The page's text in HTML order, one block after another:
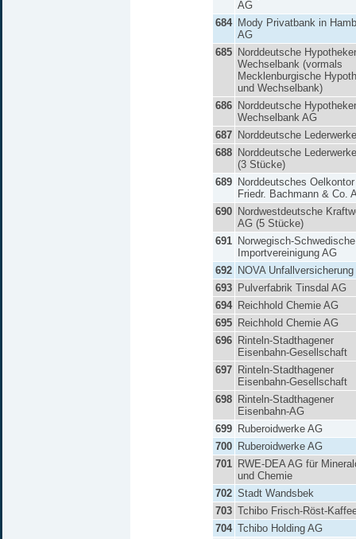
AG
684 Mody Privatbank in
AG
685 Norddeutsche
Wechselbank (vormals
Mecklenburgische
und Wechselbank)
686 Norddeutsche
Wechselbank AG
687 Norddeutsche
688 Norddeutsche
(3 Stücke)
689 Norddeutsches Oelkontor
Friedr. Bachmann & Co.
690 Nordwestdeutsche
AG (5 Stücke)
691 Norwegisch-Schwedische
Importvereinigung AG
692 NOVA Unfallversicherung
693 Pulverfabrik Tinsdal AG
694 Reichhold Chemie AG
695 Reichhold Chemie AG
696 Rinteln-Stadthagener
Eisenbahn-Gesellschaft
697 Rinteln-Stadthagener
Eisenbahn-Gesellschaft
698 Rinteln-Stadthagener
Eisenbahn-AG
699 Ruberoidwerke AG
700 Ruberoidwerke AG
701 RWE-DEA AG für
und Chemie
702 Stadt Wandsbek
703 Tchibo Frisch-Röst-
704 Tchibo Holding AG